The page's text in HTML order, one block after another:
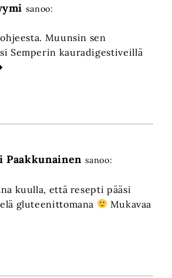
sanoo:
Muunsin sen
Semperin kauradigestiveillä
Paakkunainen sanoo:
kuulla, että resepti pääsi
gluteenittomana
Mukavaa